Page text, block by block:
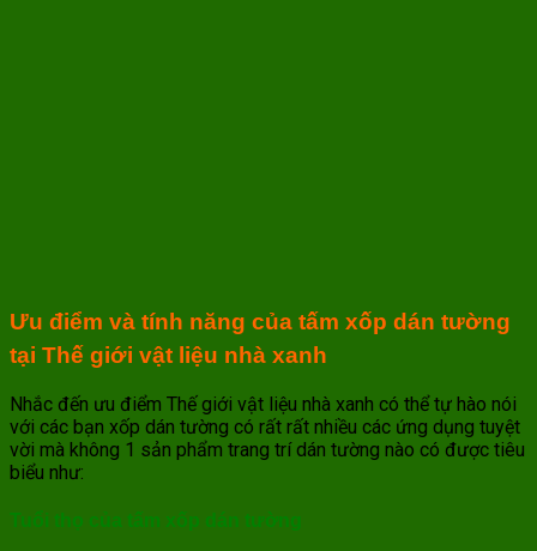
Ưu điểm và tính năng của tấm xốp dán tường
tại Thế giới vật liệu nhà xanh
Nhắc đến ưu điểm Thế giới vật liệu nhà xanh có thể tự hào nói
với các bạn xốp dán tường có rất rất nhiều các ứng dụng tuyệt
vời mà không 1 sản phẩm trang trí dán tường nào có được tiêu
biểu như:
Tuổi thọ của tấm xốp dán tường